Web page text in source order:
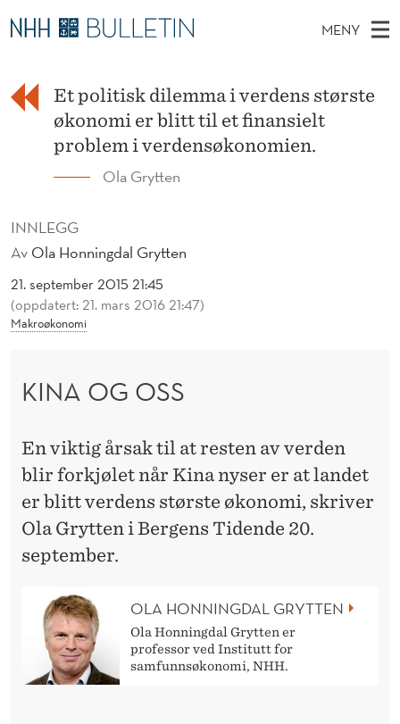
K
A
S
S
MENY
O
V
N
Y
K
I
Stipendiater og nye forskerprofiler
Disputaser
INNLEGG
Av Ola Honningdal Grytten
21. september 2015 21:45
(oppdatert: 21. mars 2016 21:47)
Makroøkonomi
Et politisk dilemma i verdens største
økonomi er blitt til et finansielt
problem i verdensøkonomien.
Ola Grytten
KINA OG OSS
En viktig årsak til at resten av verden
blir forkjølet når Kina nyser er at landet
er blitt verdens største økonomi, skriver
Ola Grytten i Bergens Tidende 20.
september.
OLA HONNINGDAL GRYTTEN
Ola Honningdal Grytten er
professor ved Institutt for
samfunnsøkonomi, NHH.